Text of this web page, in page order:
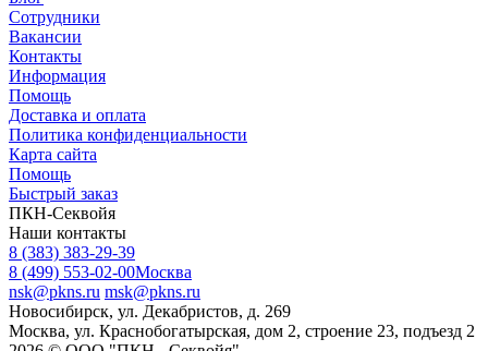
Сотрудники
Вакансии
Контакты
Информация
Помощь
Доставка и оплата
Политика конфиденциальности
Карта сайта
Помощь
Быстрый заказ
ПКН-Секвойя
Наши контакты
8 (383) 383-29-39
8 (499) 553-02-00Москва
nsk@pkns.ru msk@pkns.ru
Новосибирск, ул. Декабристов, д. 269
Москва, ул. Краснобогатырская, дом 2, строение 23, подъезд 2